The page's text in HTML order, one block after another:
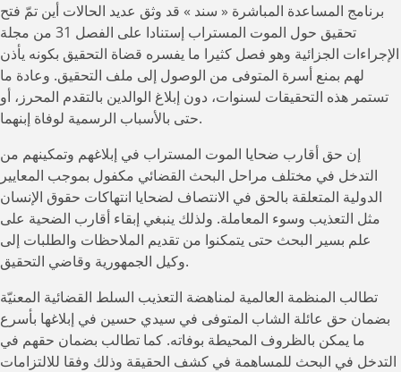
برنامج المساعدة المباشرة « سند » قد وثق عديد الحالات أين تمّ فتح
تحقيق حول الموت المستراب إستنادا على الفصل 31 من مجلة
الإجراءات الجزائية وهو فصل كثيرا ما يفسره قضاة التحقيق بكونه يأذن
لهم بمنع أسرة المتوفى من الوصول إلى ملف التحقيق. وعادة ما
تستمر هذه التحقيقات لسنوات، دون إبلاغ الوالدين بالتقدم المحرز، أو
حتى بالأسباب الرسمية لوفاة إبنهما.
إن حق أقارب ضحايا الموت المستراب في إبلاغهم وتمكينهم من
التدخل في مختلف مراحل البحث القضائي مكفول بموجب المعايير
الدولية المتعلقة بالحق في الانتصاف لضحايا انتهاكات حقوق الإنسان
مثل التعذيب وسوء المعاملة. ولذلك ينبغي إبقاء أقارب الضحية على
علم بسير البحث حتى يتمكنوا من تقديم الملاحظات والطلبات إلى
وكيل الجمهورية وقاضي التحقيق.
تطالب المنظمة العالمية لمناهضة التعذيب السلط القضائية المعنيّة
بضمان حق عائلة الشاب المتوفى في سيدي حسين في إبلاغها بأسرع
ما يمكن بالظروف المحيطة بوفاته. كما تطالب بضمان حقهم في
التدخل في البحث للمساهمة في كشف الحقيقة وذلك وفقا للالتزامات